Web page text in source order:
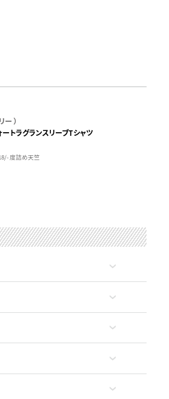
）
トラグランスリーブTシャツ
度詰め天竺